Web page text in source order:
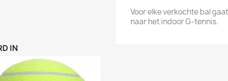
Voor elke verkochte bal
naar het indoor G-tennis.
IN